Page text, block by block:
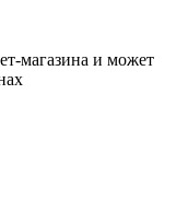
магазина и может